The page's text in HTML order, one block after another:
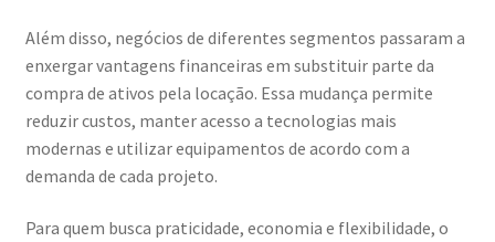
Além disso, negócios de diferentes segmentos passaram a
enxergar vantagens financeiras em substituir parte da
compra de ativos pela locação. Essa mudança permite
reduzir custos, manter acesso a tecnologias mais
modernas e utilizar equipamentos de acordo com a
demanda de cada projeto.
Para quem busca praticidade, economia e flexibilidade, o